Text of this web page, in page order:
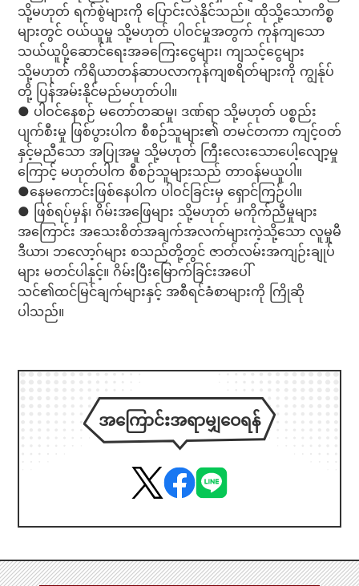
သို့မဟုတ် ရက်စွဲများကို ပြောင်းလဲနိုင်သည်။ ထိုသို့သောကိစ္စ
များတွင် ဝယ်ယူမှု သို့မဟုတ် ပါဝင်မှုအတွက် ကုန်ကျသော
သယ်ယူပို့ဆောင်ရေးအခကြေးငွေများ၊ ကျသင့်ငွေများ
သို့မဟုတ် ကိရိယာတန်ဆာပလာကုန်ကျစရိတ်များကို ကျွန်ုပ်
တို့ ပြန်အမ်းနိုင်မည်မဟုတ်ပါ။
● ပါဝင်နေစဉ် မတော်တဆမှု၊ ဒဏ်ရာ သို့မဟုတ် ပစ္စည်း
ပျက်စီးမှု ဖြစ်ပွားပါက စီစဉ်သူများ၏ တမင်တကာ ကျင့်ဝတ်
နှင့်မညီသော အပြုအမူ သို့မဟုတ် ကြီးလေးသောပေါ့လျော့မှု
ကြောင့် မဟုတ်ပါက စီစဉ်သူများသည် တာဝန်မယူပါ။
●နေမကောင်းဖြစ်နေပါက ပါဝင်ခြင်းမှ ရှောင်ကြဉ်ပါ။
● ဖြစ်ရပ်မှန်၊ ဂိမ်းအဖြေများ သို့မဟုတ် မကိုက်ညီမှုများ
အကြောင်း အသေးစိတ်အချက်အလက်များကဲ့သို့သော လူမှုမီ
ဒီယာ၊ ဘလော့ဂ်များ စသည်တို့တွင် ဇာတ်လမ်းအကျဉ်းချုပ်
များ မတင်ပါနှင့်။ ဂိမ်းပြီးမြောက်ခြင်းအပေါ်
သင်၏ထင်မြင်ချက်များနှင့် အစီရင်ခံစာများကို ကြိုဆို
ပါသည်။
အကြောင်းအရာမျှဝေရန်